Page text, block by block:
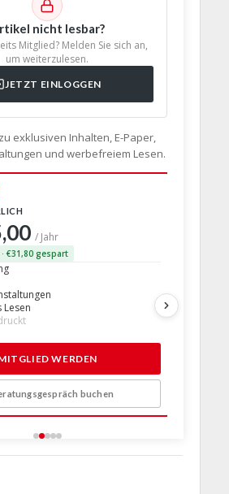
nicht lesbar?
Mitglied? Melden Sie sich an,
um weiterzulesen.
JETZT EINLOGGEN
exklusiven Inhalten, E-Paper,
und werbefreiem Lesen.
/ Jahr
€31,80 gespart
WERDEN
buchen